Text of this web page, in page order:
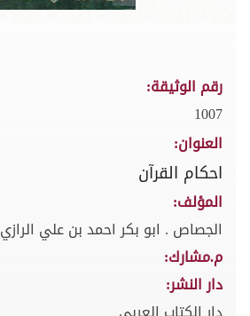
رقم الوثيقة:
1007
العنوان:
احكام القرآن
المؤلف:
الجصاص . ابو بكر احمد بن علي الرازي 370هـ
م.مشارك:
دار النشر: